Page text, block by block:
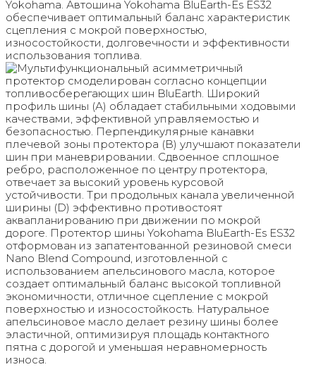
Yokohama. Автошина Yokohama BluEarth-Es ES32
обеспечивает оптимальный баланс характеристик
сцепления с мокрой поверхностью,
износостойкости, долговечности и эффективности
использования топлива.
Мультифункциональный асимметричный
протектор смоделирован согласно концепции
топливосберегающих шин BluEarth. Широкий
профиль шины (А) обладает стабильными ходовыми
качествами, эффективной управляемостью и
безопасностью. Перпендикулярные канавки
плечевой зоны протектора (B) улучшают показатели
шин при маневрировании. Сдвоенное сплошное
ребро, расположенное по центру протектора,
отвечает за высокий уровень курсовой
устойчивости. Три продольных канала увеличенной
ширины (D) эффективно противостоят
аквапланированию при движении по мокрой
дороге. Протектор шины Yokohama BluEarth-Es ES32
отформован из запатентованной резиновой смеси
Nano Blend Compound, изготовленной с
использованием апельсинового масла, которое
создает оптимальный баланс высокой топливной
экономичности, отличное сцепление с мокрой
поверхностью и износостойкость. Натуральное
апельсиновое масло делает резину шины более
эластичной, оптимизируя площадь контактного
пятна с дорогой и уменьшая неравномерность
износа.